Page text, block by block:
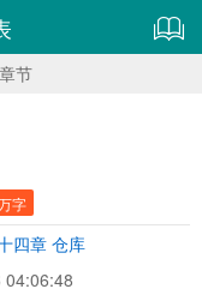
节
字
四章 仓库
04:06:48